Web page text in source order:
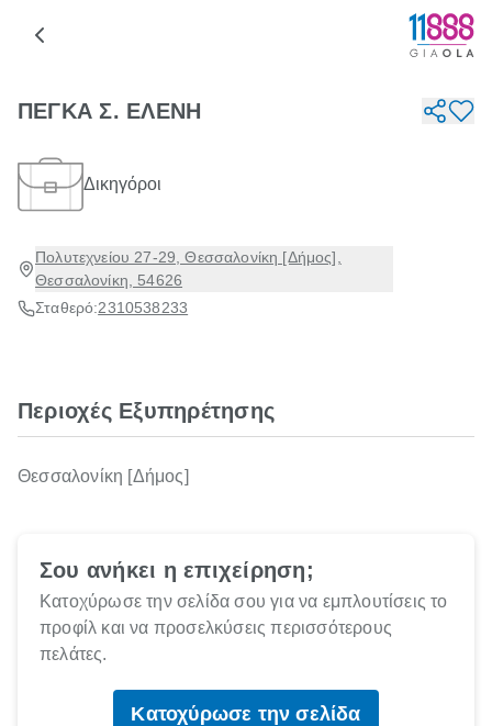
ΠΕΓΚΑ Σ. ΕΛΕΝΗ
Δικηγόροι
Πολυτεχνείου 27-29, Θεσσαλονίκη [Δήμος],
Θεσσαλονίκη, 54626
Σταθερό:2310538233
Περιοχές Εξυπηρέτησης
Θεσσαλονίκη [Δήμος]
Σου ανήκει η επιχείρηση;
Κατοχύρωσε την σελίδα σου για να εμπλουτίσεις το
προφίλ και να προσελκύσεις περισσότερους
πελάτες.
Κατοχύρωσε την σελίδα